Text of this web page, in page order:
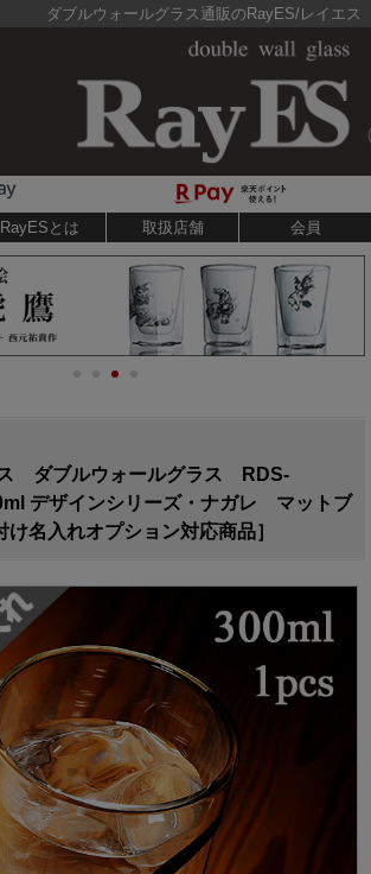
ダブルウォールグラス通販のRayES/レイエス
RayESとは 取扱店舗 会員
ダブルウォールグラス RDS-
デザインシリーズ・ナガレ マットブ
名入れオプション対応商品］